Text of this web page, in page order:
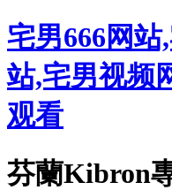
宅男666网
站,宅男视频
观看
芬蘭Kibron